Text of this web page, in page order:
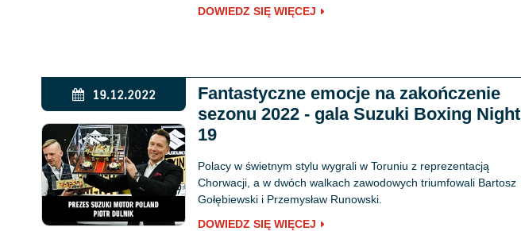
DOWIEDZ SIĘ WIĘCEJ
19.12.2022
Fantastyczne emocje na zakończenie
sezonu 2022 - gala Suzuki Boxing Night
19
Polacy w świetnym stylu wygrali w Toruniu z reprezentacją
Chorwacji, a w dwóch walkach zawodowych triumfowali Bartosz
Gołębiewski i Przemysław Runowski.
DOWIEDZ SIĘ WIĘCEJ